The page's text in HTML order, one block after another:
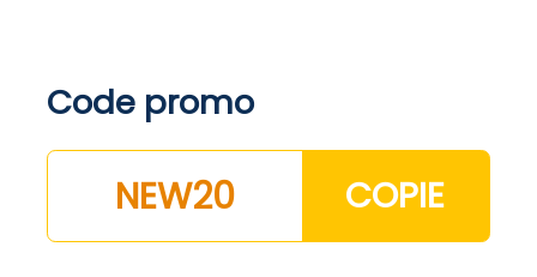
Code promo
NEW20 COPIE